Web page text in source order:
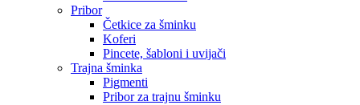
Pribor
Četkice za šminku
Koferi
Pincete, šabloni i uvijači
Trajna šminka
Pigmenti
Pribor za trajnu šminku